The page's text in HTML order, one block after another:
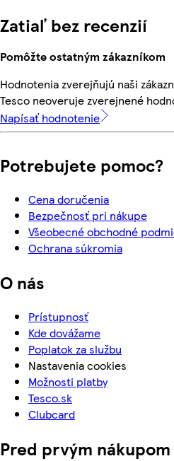
Zatiaľ bez recenzií
Pomôžte ostatným zákazníkom
Hodnotenia zverejňujú naši
Tesco neoveruje zverejnené
Napísať hodnotenie
Potrebujete pomoc?
Cena doručenia
Bezpečnosť pri nákupe
Všeobecné obchodné
Ochrana súkromia
O nás
Prístupnosť
Kde dovážame
Poplatok za službu
Nastavenia cookies
Možnosti platby
Tesco.sk
Clubcard
Pred prvým nákupom